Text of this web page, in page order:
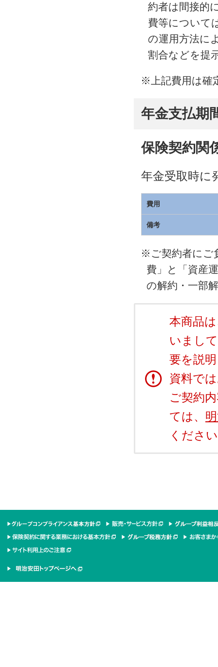
約者は間接的
費等について
の運用方法に
割合などを提
※ 上記費用は
年金支払期
保険契約関
年金受取時に
費用
備考
※ ご契約者にご
費」と「資産
の解約・一部
本商品
いまし
要を説
資料で
ご契約
ては、
くださ